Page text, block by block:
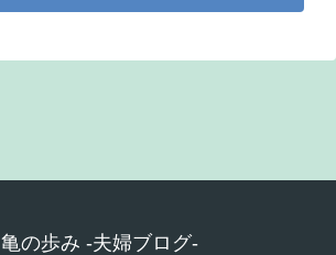
亀の歩み -夫婦ブログ-